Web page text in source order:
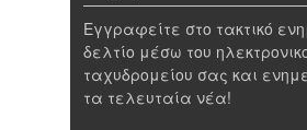
Εγγραφείτε στο τακτικό
δελτίο μέσω του
ταχυδρομείου σας και
τα τελευταία νέα!